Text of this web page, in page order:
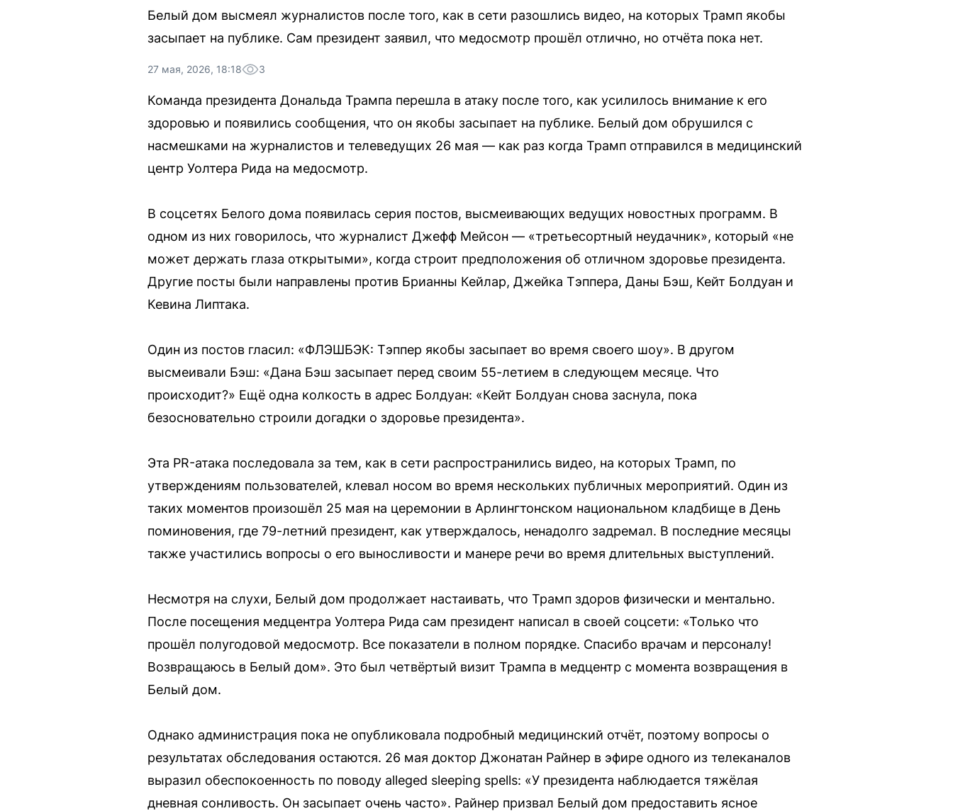
Белый дом высмеял журналистов после того, как в сети разошлись видео, на которых Трамп якобы
засыпает на публике. Сам президент заявил, что медосмотр прошёл отлично, но отчёта пока нет.
27 мая, 2026, 18:18 3
Команда президента Дональда Трампа перешла в атаку после того, как усилилось внимание к его
здоровью и появились сообщения, что он якобы засыпает на публике. Белый дом обрушился с
насмешками на журналистов и телеведущих 26 мая — как раз когда Трамп отправился в медицинский
центр Уолтера Рида на медосмотр.
В соцсетях Белого дома появилась серия постов, высмеивающих ведущих новостных программ. В
одном из них говорилось, что журналист Джефф Мейсон — «третьесортный неудачник», который «не
может держать глаза открытыми», когда строит предположения об отличном здоровье президента.
Другие посты были направлены против Брианны Кейлар, Джейка Тэппера, Даны Бэш, Кейт Болдуан и
Кевина Липтака.
Один из постов гласил: «ФЛЭШБЭК: Тэппер якобы засыпает во время своего шоу». В другом
высмеивали Бэш: «Дана Бэш засыпает перед своим 55-летием в следующем месяце. Что
происходит?» Ещё одна колкость в адрес Болдуан: «Кейт Болдуан снова заснула, пока
безосновательно строили догадки о здоровье президента».
Эта PR-атака последовала за тем, как в сети распространились видео, на которых Трамп, по
утверждениям пользователей, клевал носом во время нескольких публичных мероприятий. Один из
таких моментов произошёл 25 мая на церемонии в Арлингтонском национальном кладбище в День
поминовения, где 79-летний президент, как утверждалось, ненадолго задремал. В последние месяцы
также участились вопросы о его выносливости и манере речи во время длительных выступлений.
Несмотря на слухи, Белый дом продолжает настаивать, что Трамп здоров физически и ментально.
После посещения медцентра Уолтера Рида сам президент написал в своей соцсети: «Только что
прошёл полугодовой медосмотр. Все показатели в полном порядке. Спасибо врачам и персоналу!
Возвращаюсь в Белый дом». Это был четвёртый визит Трампа в медцентр с момента возвращения в
Белый дом.
Однако администрация пока не опубликовала подробный медицинский отчёт, поэтому вопросы о
результатах обследования остаются. 26 мая доктор Джонатан Райнер в эфире одного из телеканалов
выразил обеспокоенность по поводу alleged sleeping spells: «У президента наблюдается тяжёлая
дневная сонливость. Он засыпает очень часто». Райнер призвал Белый дом предоставить ясное